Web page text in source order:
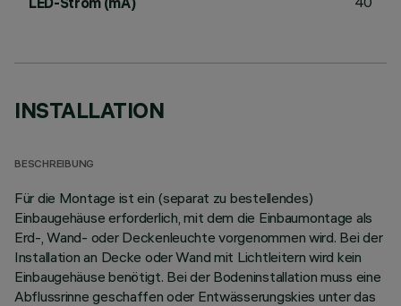
INSTALLATION
BESCHREIBUNG
Für die Montage ist ein (separat zu bestellendes)
Einbaugehäuse erforderlich, mit dem die Einbaumontage als
Erd-, Wand- oder Deckenleuchte vorgenommen wird. Bei der
Installation an Decke oder Wand mit Lichtleitern wird kein
Einbaugehäuse benötigt. Bei der Bodeninstallation muss eine
Abflussrinne geschaffen oder Entwässerungskies unter das